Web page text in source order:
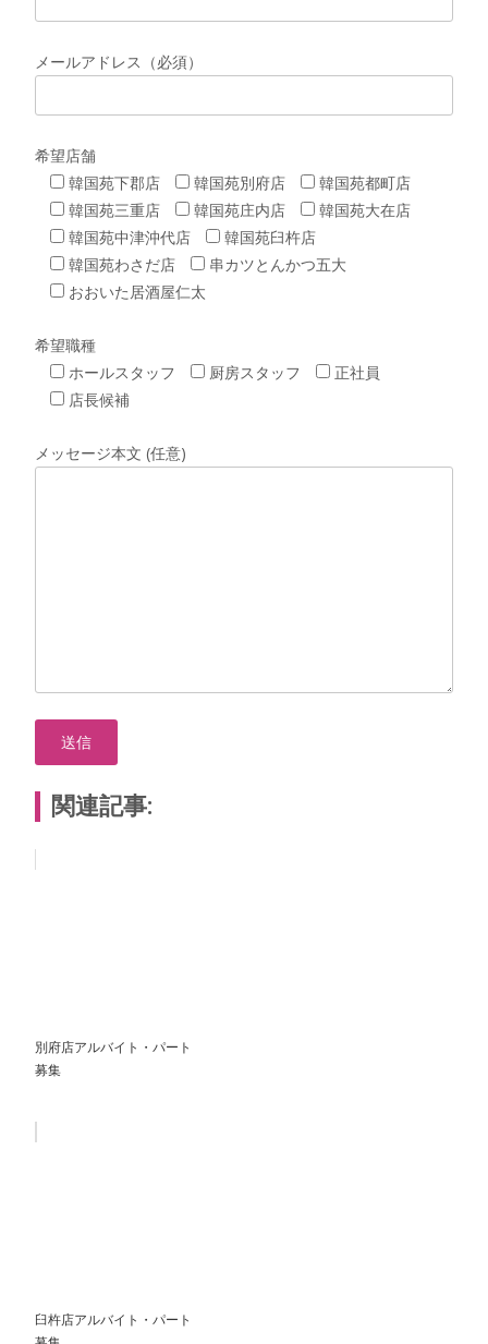
メールアドレス（必須）
希望店舗
韓国苑下郡店
韓国苑別府店
韓国苑都町店
韓国苑三重店
韓国苑庄内店
韓国苑大在店
韓国苑中津沖代店
韓国苑臼杵店
韓国苑わさだ店
串カツとんかつ五大
おおいた居酒屋仁太
希望職種
ホールスタッフ
厨房スタッフ
正社員
店長候補
メッセージ本文 (任意)
関連記事:
別府店アルバイト・パート
募集
臼杵店アルバイト・パート